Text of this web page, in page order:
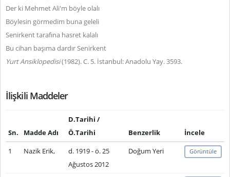
Der ki Mehmet Ali'm böyle olalı
Böylesin görmedim buna geleli
Senirkent tarafına hasret kalalı
Bu cihan başıma dardır Senirkent
Yurt Ansiklopedisi(1982). C. 5. İstanbul: Anadolu Yay. 3593.
İlişkili Maddeler
Sn. Madde Adı
D.Tarihi /
Ö.Tarihi
Benzerlik
İncele
1
Nazik Erik,
d. 1919 - ö. 25
Ağustos 2012
Doğum Yeri Görüntüle